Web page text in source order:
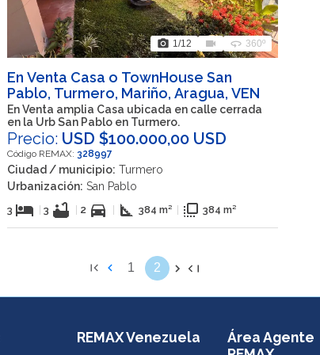
photo_camera 1 /12 videocam 360 360º
En Venta Casa o TownHouse San
Pablo, Turmero, Mariño, Aragua, VEN
En Venta amplia Casa ubicada en calle cerrada
en la Urb San Pablo en Turmero.
Precio: USD $100.000,00 USD
Código REMAX: 328997
Ciudad / municipio: Turmero
Urbanización: San Pablo
3 hotel 3 bathtub 2 directions_car square_foot 384 m² flip_to_front 384 m²
1 2
REMAX Venezuela
Área Agente